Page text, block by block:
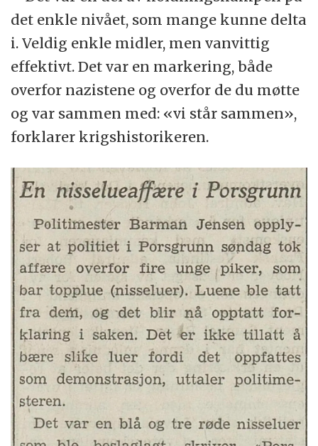
det enkle nivået, som mange kunne delta
i. Veldig enkle midler, men vanvittig
effektivt. Det var en markering, både
overfor nazistene og overfor de du møtte
og var sammen med: «vi står sammen»,
forklarer krigshistorikeren.